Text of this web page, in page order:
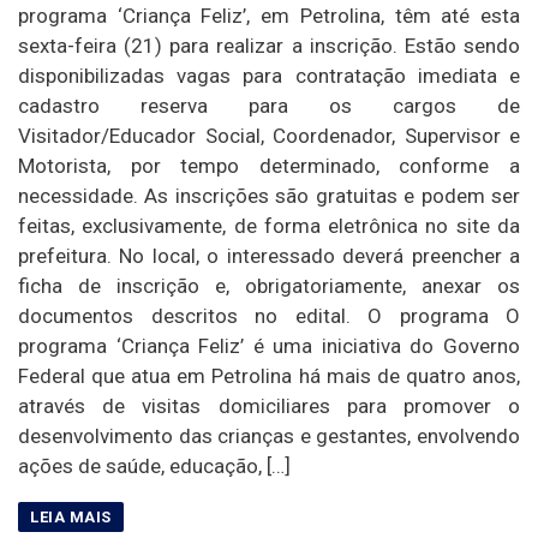
programa ‘Criança Feliz’, em Petrolina, têm até esta
sexta-feira (21) para realizar a inscrição. Estão sendo
disponibilizadas vagas para contratação imediata e
cadastro reserva para os cargos de
Visitador/Educador Social, Coordenador, Supervisor e
Motorista, por tempo determinado, conforme a
necessidade. As inscrições são gratuitas e podem ser
feitas, exclusivamente, de forma eletrônica no site da
prefeitura. No local, o interessado deverá preencher a
ficha de inscrição e, obrigatoriamente, anexar os
documentos descritos no edital. O programa O
programa ‘Criança Feliz’ é uma iniciativa do Governo
Federal que atua em Petrolina há mais de quatro anos,
através de visitas domiciliares para promover o
desenvolvimento das crianças e gestantes, envolvendo
ações de saúde, educação, […]